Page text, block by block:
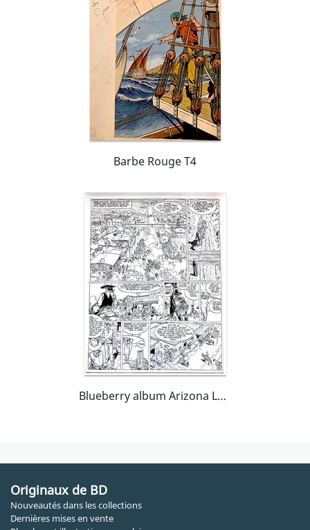
Barbe Rouge T4
Blueberry album Arizona Love page 36
Originaux de BD
Nouveautés dans les collections
Dernières mises en vente